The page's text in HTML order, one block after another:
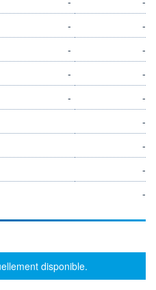
-
-
-
-
-
-
-
-
-
-
-
-
disponible.